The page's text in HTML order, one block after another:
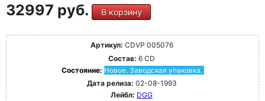
32997 руб. В корзину
Артикул: CDVP 005076
Состав: 6 CD
Состояние: Новое. Заводская упаковка.
Дата релиза: 02-08-1993
Лейбл: DGG